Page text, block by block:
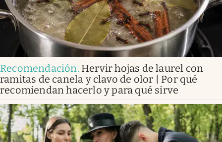
Recomendación. Hervir hojas de laurel con
ramitas de canela y clavo de olor | Por qué
recomiendan hacerlo y para qué sirve